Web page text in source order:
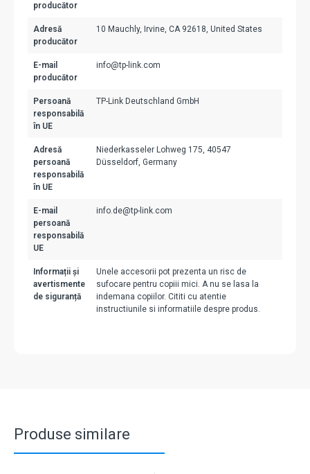
producător
Adresă
producător
10 Mauchly, Irvine, CA 92618, United States
E-mail
producător
info@tp-link.com
Persoană
responsabilă
în UE
TP-Link Deutschland GmbH
Adresă
persoană
responsabilă
în UE
Niederkasseler Lohweg 175, 40547
Düsseldorf, Germany
E-mail
persoană
responsabilă
UE
info.de@tp-link.com
Informații și
avertismente
de siguranță
Unele accesorii pot prezenta un risc de
sufocare pentru copiii mici. A nu se lasa la
indemana copiilor. Cititi cu atentie
instructiunile si informatiile despre produs.
Produse similare